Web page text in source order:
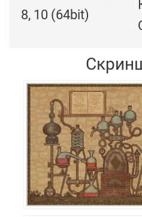
8, 10 (64bit)